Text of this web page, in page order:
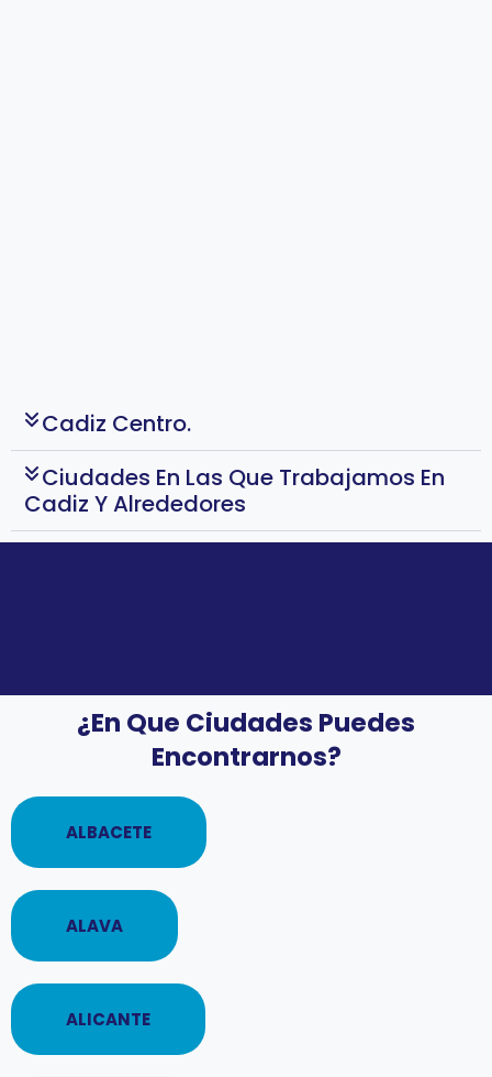
Cadiz Centro.
Ciudades En Las Que Trabajamos En
Cadiz Y Alrededores
¿En Que Ciudades Puedes
Encontrarnos?
ALBACETE
ALAVA
ALICANTE